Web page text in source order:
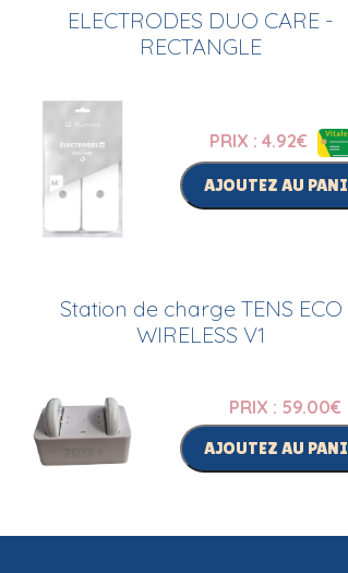
ELECTRODES DUO CARE -
RECTANGLE
PRIX : 4.92€
AJOUTEZ AU
Station de charge TENS ECO
WIRELESS V1
PRIX : 59.00€
AJOUTEZ AU